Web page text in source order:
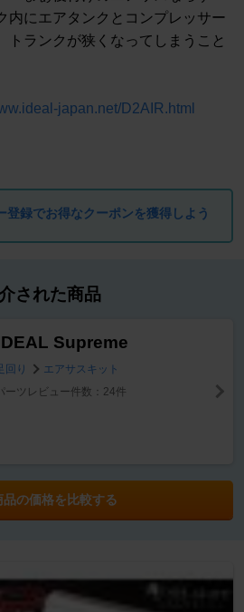
内にエアタンクとコンプレッサー
トランクが狭くなってしまうこと
japan.net/D2AIR.html
録でお得なクーポンを獲得しよう
された商品
Supreme
回り
エアサスキット
ーツレビュー件数：24件
品の価格を比較する